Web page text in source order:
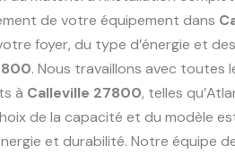
de votre équipement dans
foyer, du type d’énergie et
. Nous travaillons avec toutes
à Calleville 27800, telles
de la capacité et du modèle
et durabilité. Notre équipe